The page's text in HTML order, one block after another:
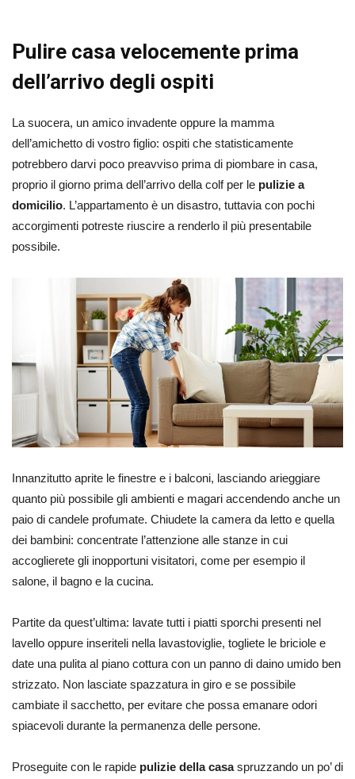
Pulire casa velocemente prima
dell’arrivo degli ospiti
La suocera, un amico invadente oppure la mamma
dell’amichetto di vostro figlio: ospiti che statisticamente
potrebbero darvi poco preavviso prima di piombare in casa,
proprio il giorno prima dell’arrivo della colf per le pulizie a
domicilio. L’appartamento è un disastro, tuttavia con pochi
accorgimenti potreste riuscire a renderlo il più presentabile
possibile.
Innanzitutto aprite le finestre e i balconi, lasciando arieggiare
quanto più possibile gli ambienti e magari accendendo anche un
paio di candele profumate. Chiudete la camera da letto e quella
dei bambini: concentrate l’attenzione alle stanze in cui
accoglierete gli inopportuni visitatori, come per esempio il
salone, il bagno e la cucina.
Partite da quest’ultima: lavate tutti i piatti sporchi presenti nel
lavello oppure inseriteli nella lavastoviglie, togliete le briciole e
date una pulita al piano cottura con un panno di daino umido ben
strizzato. Non lasciate spazzatura in giro e se possibile
cambiate il sacchetto, per evitare che possa emanare odori
spiacevoli durante la permanenza delle persone.
Proseguite con le rapide pulizie della casaspruzzando un po’ di